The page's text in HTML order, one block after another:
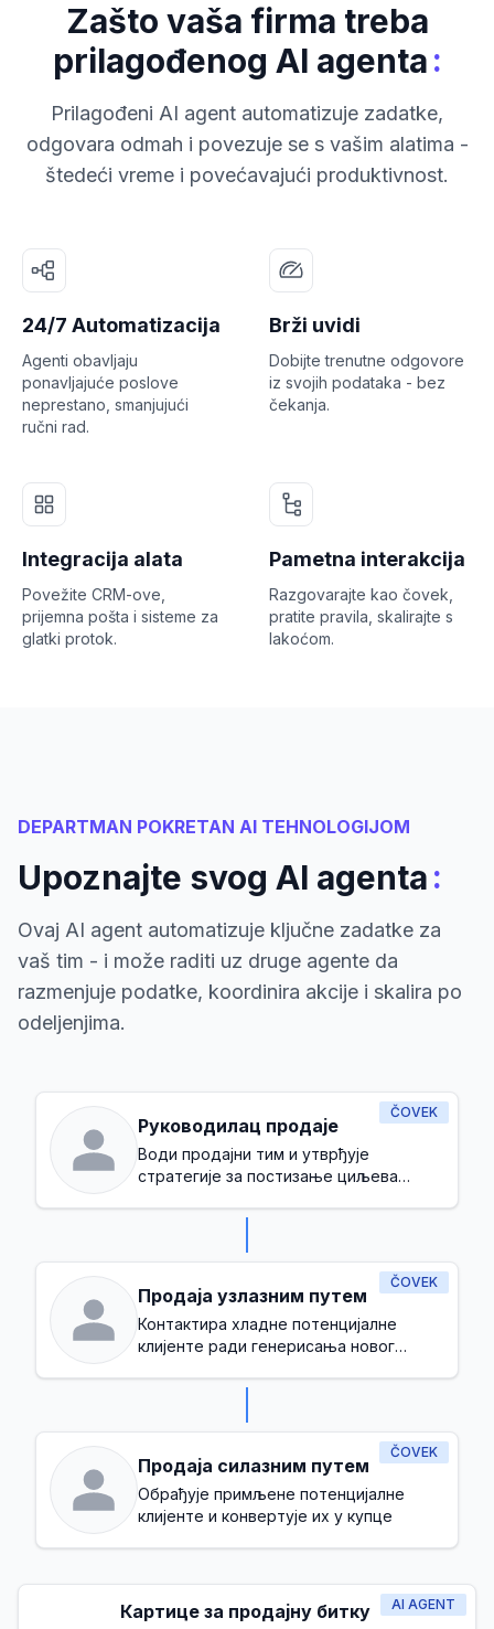
Zašto vaša firma treba
prilagođenog AI agenta:
Prilagođeni AI agent automatizuje zadatke,
odgovara odmah i povezuje se s vašim alatima -
štedeći vreme i povećavajući produktivnost.
24/7 Automatizacija
Agenti obavljaju
ponavljajuće poslove
neprestano, smanjujući
ručni rad.
Brži uvidi
Dobijte trenutne odgovore
iz svojih podataka - bez
čekanja.
Integracija alata
Povežite CRM-ove,
prijemna pošta i sisteme za
glatki protok.
Pametna interakcija
Razgovarajte kao čovek,
pratite pravila, skalirajte s
lakoćom.
DEPARTMAN POKRETAN AI TEHNOLOGIJOM
Upoznajte svog AI agenta:
Ovaj AI agent automatizuje ključne zadatke za
vaš tim - i može raditi uz druge agente da
razmenjuje podatke, koordinira akcije i skalira po
odeljenjima.
ČOVEK
Руководилац продаје
Води продајни тим и утврђује
стратегије за постизање циљева
ČOVEK
Продаја узлазним путем
Контактира хладне потенцијалне
клијенте ради генерисања новог
ČOVEK
Продаја силазним путем
Обрађује примљене потенцијалне
клијенте и конвертује их у купце
AI AGENT
Картице за продајну битку